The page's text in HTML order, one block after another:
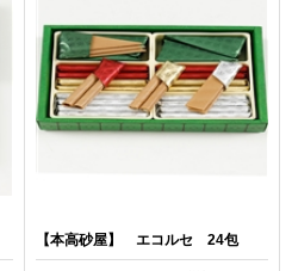
【本高砂屋】 エコルセ 24包